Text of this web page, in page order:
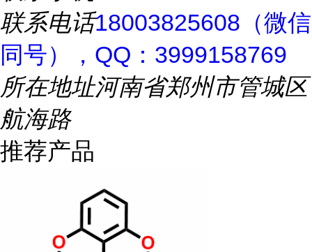
联系电话18003825608（微信
同号），QQ：3999158769
所在地址河南省郑州市管城区
航海路
推荐产品